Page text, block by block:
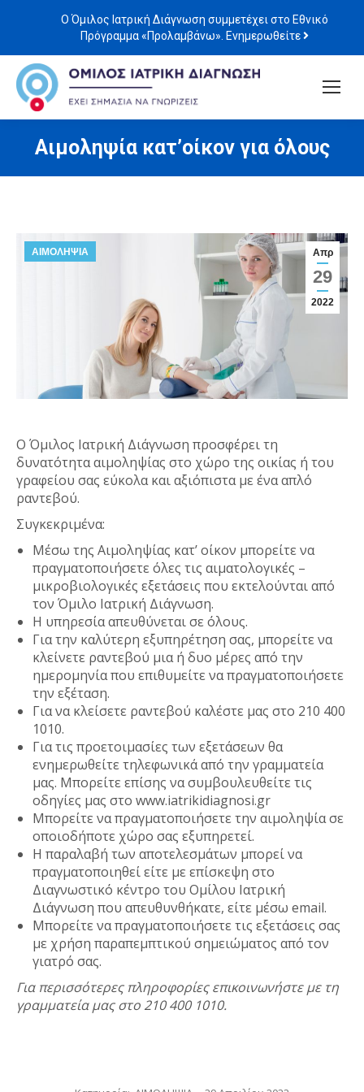
Ο Όμιλος Ιατρική Διάγνωση συμμετέχει στο Εθνικό
Πρόγραμμα «Προλαμβάνω». Ενημερωθείτε
Αιμοληψία κατ’οίκον για όλους
Απρ
29
2022
ΑΙΜΟΛΗΨΙΑ
Ο Όμιλος Ιατρική Διάγνωση προσφέρει τη
δυνατότητα αιμοληψίας στο χώρο της οικίας ή του
γραφείου σας εύκολα και αξιόπιστα με ένα απλό
ραντεβού.
Συγκεκριμένα:
Μέσω της Αιμοληψίας κατ’ οίκον μπορείτε να
πραγματοποιήσετε όλες τις αιματολογικές –
μικροβιολογικές εξετάσεις που εκτελούνται από
τον Όμιλο Ιατρική Διάγνωση.
Η υπηρεσία απευθύνεται σε όλους.
Για την καλύτερη εξυπηρέτηση σας, μπορείτε να
κλείνετε ραντεβού μια ή δυο μέρες από την
ημερομηνία που επιθυμείτε να πραγματοποιήσετε
την εξέταση.
Για να κλείσετε ραντεβού καλέστε μας στο 210 400
1010.
Για τις προετοιμασίες των εξετάσεων θα
ενημερωθείτε τηλεφωνικά από την γραμματεία
μας. Μπορείτε επίσης να συμβουλευθείτε τις
οδηγίες μας στο www.iatrikidiagnosi.gr
Μπορείτε να πραγματοποιήσετε την αιμοληψία σε
οποιοδήποτε χώρο σας εξυπηρετεί.
Η παραλαβή των αποτελεσμάτων μπορεί να
πραγματοποιηθεί είτε με επίσκεψη στο
Διαγνωστικό κέντρο του Ομίλου Ιατρική
Διάγνωση που απευθυνθήκατε, είτε μέσω email.
Μπορείτε να πραγματοποιήσετε τις εξετάσεις σας
με χρήση παραπεμπτικού σημειώματος από τον
γιατρό σας.
Για περισσότερες πληροφορίες επικοινωνήστε με τη
γραμματεία μας στο 210 400 1010.